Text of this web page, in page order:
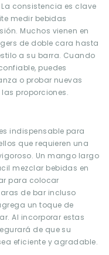
consistencia es clave
medir bebidas
Muchos vienen en
de doble cara hasta
a su barra. Cuando
puedes
o probar nuevas
proporciones.
indispensable para
que requieren una
Un mango largo
mezclar bebidas en
para colocar
de bar incluso
un toque de
Al incorporar estas
de que su
eficiente y agradable.